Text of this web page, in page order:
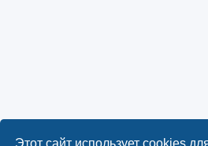
Этот сайт использует cookies